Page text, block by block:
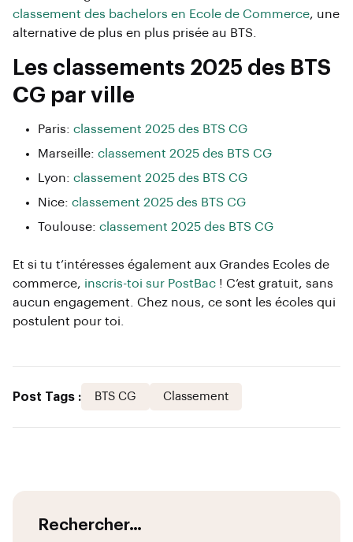
classement des bachelors en Ecole de Commerce, une
alternative de plus en plus prisée au BTS.
Les classements 2025 des BTS
CG par ville
Paris: classement 2025 des BTS CG
Marseille: classement 2025 des BTS CG
Lyon: classement 2025 des BTS CG
Nice: classement 2025 des BTS CG
Toulouse: classement 2025 des BTS CG
Et si tu t’intéresses également aux Grandes Ecoles de
commerce, inscris-toi sur PostBac ! C’est gratuit, sans
aucun engagement. Chez nous, ce sont les écoles qui
postulent pour toi.
Post Tags : BTS CG Classement
Rechercher…